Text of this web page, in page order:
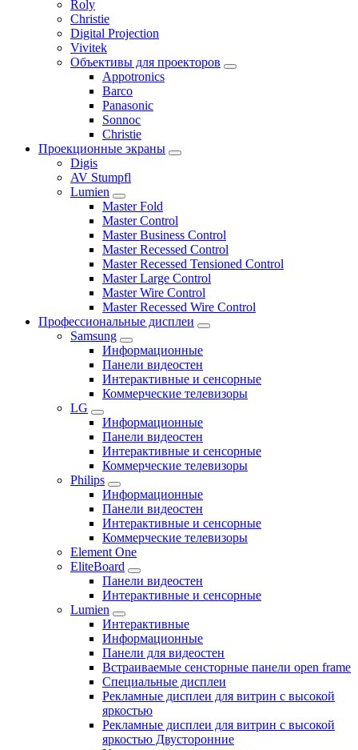
Roly
Christie
Digital Projection
Vivitek
Объективы для проекторов
Appotronics
Barco
Panasonic
Sonnoc
Сhristie
Проекционные экраны
Digis
AV Stumpfl
Lumien
Master Fold
Master Control
Master Business Control
Master Recessed Control
Master Recessed Tensioned Control
Master Large Control
Master Wire Control
Master Recessed Wire Control
Профессиональные дисплеи
Samsung
Информационные
Панели видеостен
Интерактивные и сенсорные
Коммерческие телевизоры
LG
Информационные
Панели видеостен
Интерактивные и сенсорные
Коммерческие телевизоры
Philips
Информационные
Панели видеостен
Интерактивные и сенсорные
Коммерческие телевизоры
Element One
EliteBoard
Панели видеостен
Интерактивные и сенсорные
Lumien
Интерактивные
Информационные
Панели для видеостен
Встраиваемые сенсторные панели open frame
Специальные дисплеи
Рекламные дисплеи для витрин с высокой
яркостью
Рекламные дисплеи для витрин с высокой
яркостью Двусторонние